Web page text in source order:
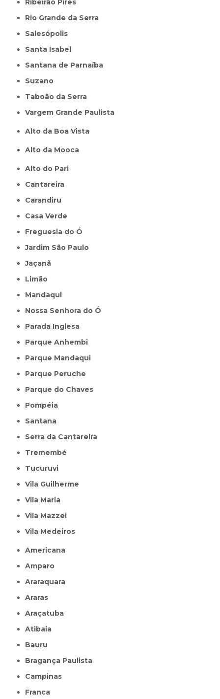
Ribeirão Pires
Rio Grande da Serra
Salesópolis
Santa Isabel
Santana de Parnaíba
Suzano
Taboão da Serra
Vargem Grande Paulista
Alto da Boa Vista
Alto da Mooca
Alto do Pari
Cantareira
Carandiru
Casa Verde
Freguesia do Ó
Jardim São Paulo
Jaçanã
Limão
Mandaqui
Nossa Senhora do Ó
Parada Inglesa
Parque Anhembi
Parque Mandaqui
Parque Peruche
Parque do Chaves
Pompéia
Santana
Serra da Cantareira
Tremembé
Tucuruvi
Vila Guilherme
Vila Maria
Vila Mazzei
Vila Medeiros
Americana
Amparo
Araraquara
Araras
Araçatuba
Atibaia
Bauru
Bragança Paulista
Campinas
Franca